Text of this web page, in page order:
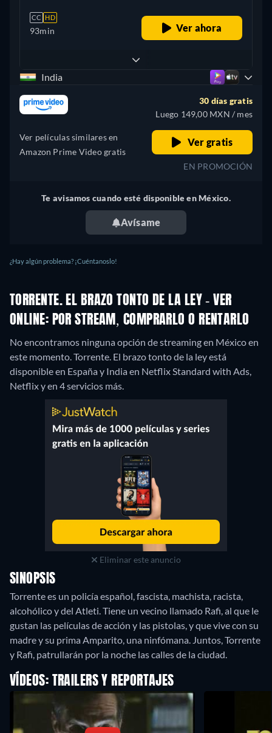
CC HD
93min Ver ahora
India
Ver películas similares en
Amazon Prime Video gratis
30 días gratis
Luego 149,00 MXN / mes
Ver gratis
EN PROMOCIÓN
Te avisamos cuando esté disponible en México.
Avísame
¿Hay algún problema? ¡Cuéntanoslo!
TORRENTE. EL BRAZO TONTO DE LA LEY - VER
ONLINE: POR STREAM, COMPRARLO O RENTARLO
No encontramos ninguna opción de streaming en México en
este momento. Torrente. El brazo tonto de la ley está
disponible en España y India en Netflix Standard with Ads,
Netflix y en 4 servicios más.
Eliminar este anuncio
SINOPSIS
Torrente es un policía español, fascista, machista, racista,
alcohólico y del Atleti. Tiene un vecino llamado Rafi, al que le
gustan las películas de acción y las pistolas, y que vive con su
madre y su prima Amparito, una ninfómana. Juntos, Torrente
y Rafi, patrullarán por la noche las calles de la ciudad.
VÍDEOS: TRAILERS Y REPORTAJES